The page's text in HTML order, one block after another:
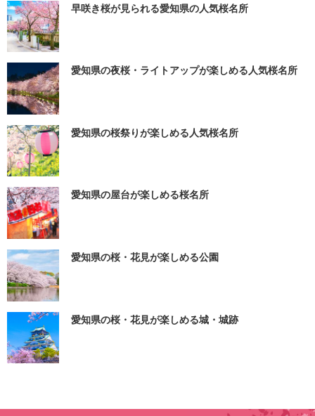
早咲き桜が見られる愛知県の人気桜名所
愛知県の夜桜・ライトアップが楽しめる人気桜名所
愛知県の桜祭りが楽しめる人気桜名所
愛知県の屋台が楽しめる桜名所
愛知県の桜・花見が楽しめる公園
愛知県の桜・花見が楽しめる城・城跡